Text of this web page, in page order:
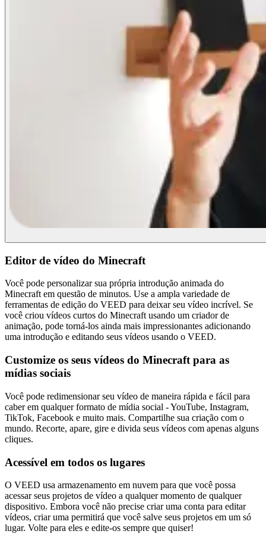
Editor de vídeo do Minecraft
Você pode personalizar sua própria introdução animada do
Minecraft em questão de minutos. Use a ampla variedade de
ferramentas de edição do VEED para deixar seu vídeo incrível. Se
você criou vídeos curtos do Minecraft usando um criador de
animação, pode torná-los ainda mais impressionantes adicionando
uma introdução e editando seus vídeos usando o VEED.
Customize os seus vídeos do Minecraft para as
mídias sociais
Você pode redimensionar seu vídeo de maneira rápida e fácil para
caber em qualquer formato de mídia social - YouTube, Instagram,
TikTok, Facebook e muito mais. Compartilhe sua criação com o
mundo. Recorte, apare, gire e divida seus vídeos com apenas alguns
cliques.
Acessível em todos os lugares
O VEED usa armazenamento em nuvem para que você possa
acessar seus projetos de vídeo a qualquer momento de qualquer
dispositivo. Embora você não precise criar uma conta para editar
vídeos, criar uma permitirá que você salve seus projetos em um só
lugar. Volte para eles e edite-os sempre que quiser!